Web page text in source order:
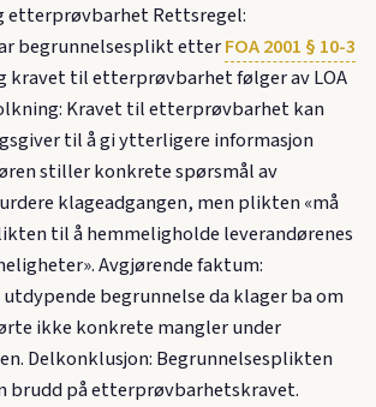
etterprøvbarhet Rettsregel:
begrunnelsesplikt etterFOA 2001 § 10-3
kravet til etterprøvbarhet følger av LOA
Kravet til etterprøvbarhet kan
til å gi ytterligere informasjon
stiller konkrete spørsmål av
klageadgangen, men plikten «må
til å hemmeligholde leverandørenes
Avgjørende faktum:
begrunnelse da klager ba om
ikke konkrete mangler under
Delkonklusjon: Begrunnelsesplikten
brudd på etterprøvbarhetskravet.